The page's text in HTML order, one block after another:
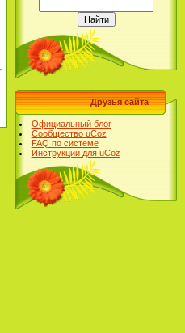
Друзья сайта
Официальный блог
Сообщество uCoz
FAQ по системе
Инструкции для uCoz